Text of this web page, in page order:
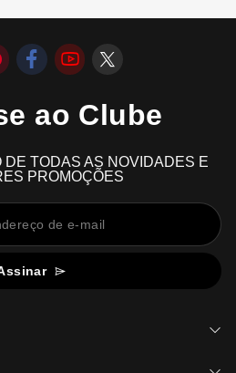
ao Clube
DE TODAS AS NOVIDADES E
PROMOÇÕES